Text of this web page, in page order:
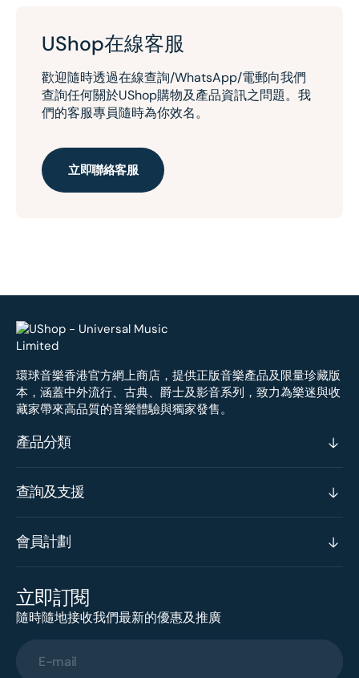
UShop在線客服
歡迎隨時透過在線查詢/WhatsApp/電郵向我們
查詢任何關於UShop購物及產品資訊之問題。我
們的客服專員隨時為你效名。
立即聯絡客服
環球音樂香港官方網上商店，提供正版音樂產品及限量珍藏版
本，涵蓋中外流行、古典、爵士及影音系列，致力為樂迷與收
藏家帶來高品質的音樂體驗與獨家發售。
產品分類
查詢及支援
會員計劃
立即訂閱
隨時隨地接收我們最新的優惠及推廣
E-mail